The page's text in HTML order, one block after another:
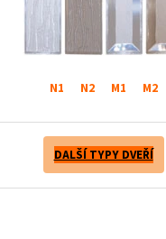
N1 N2 M1 M2
DALŠÍ TYPY DVEŘÍ